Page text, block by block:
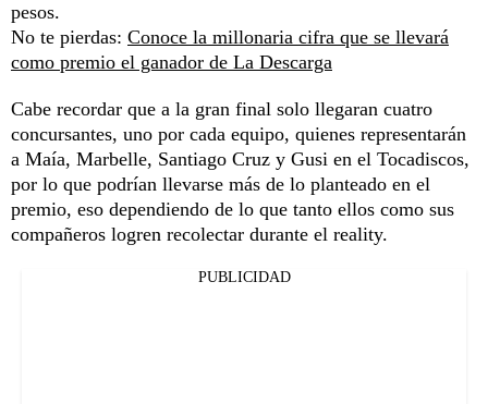
pesos.
No te pierdas: Conoce la millonaria cifra que se llevará
como premio el ganador de La Descarga
Cabe recordar que a la gran final solo llegaran cuatro
concursantes, uno por cada equipo, quienes representarán
a Maía, Marbelle, Santiago Cruz y Gusi en el Tocadiscos,
por lo que podrían llevarse más de lo planteado en el
premio, eso dependiendo de lo que tanto ellos como sus
compañeros logren recolectar durante el reality.
PUBLICIDAD